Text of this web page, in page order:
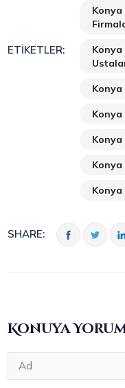
ETIKETLER:
Konya
Konya
Konya
Konya
Konya
Konya
Konya
SHARE:
Konuya